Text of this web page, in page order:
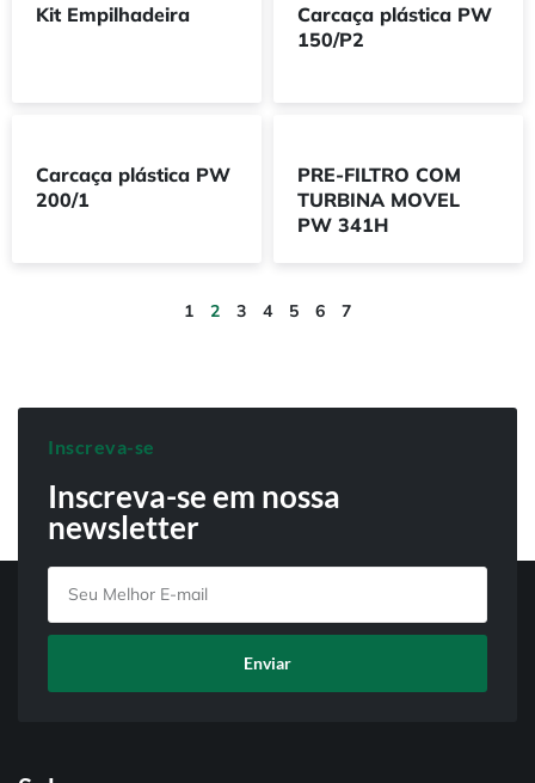
Kit Empilhadeira
Carcaça plástica PW
150/P2
Carcaça plástica PW
200/1
PRE-FILTRO COM
TURBINA MOVEL
PW 341H
1 2 3 4 5 6 7
Inscreva-se
Inscreva-se em nossa
newsletter
Enviar